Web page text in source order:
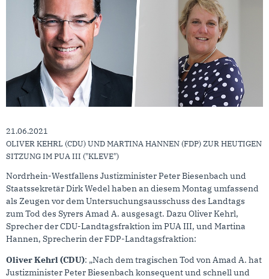
21.06.2021
OLIVER KEHRL (CDU) UND MARTINA HANNEN (FDP) ZUR HEUTIGEN
SITZUNG IM PUA III ("KLEVE")
Nordrhein-Westfallens Justizminister Peter Biesenbach und
Staatssekretär Dirk Wedel haben an diesem Montag umfassend
als Zeugen vor dem Untersuchungsausschuss des Landtags
zum Tod des Syrers Amad A. ausgesagt. Dazu Oliver Kehrl,
Sprecher der CDU-Landtagsfraktion im PUA III, und Martina
Hannen, Sprecherin der FDP-Landtagsfraktion:
Oliver Kehrl (CDU): „Nach dem tragischen Tod von Amad A. hat
Justizminister Peter Biesenbach konsequent und schnell und